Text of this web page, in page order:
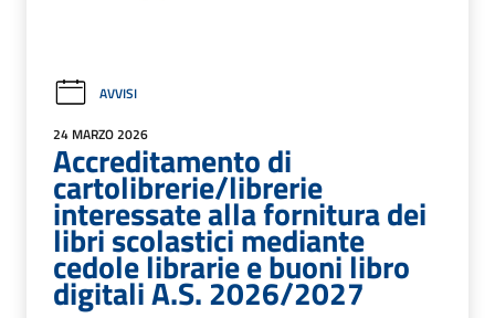
AVVISI
24 MARZO 2026
Accreditamento di
cartolibrerie/librerie
interessate alla fornitura dei
libri scolastici mediante
cedole librarie e buoni libro
digitali A.S. 2026/2027